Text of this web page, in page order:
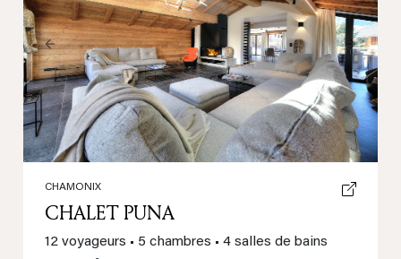
Previous Next
CHAMONIX
CHALET PUNA
12 voyageurs • 5 chambres • 4 salles de bains